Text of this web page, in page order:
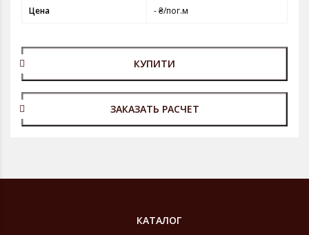
Цена - ₴/пог.м
КУПИТИ
ЗАКАЗАТЬ РАСЧЕТ
КАТАЛОГ